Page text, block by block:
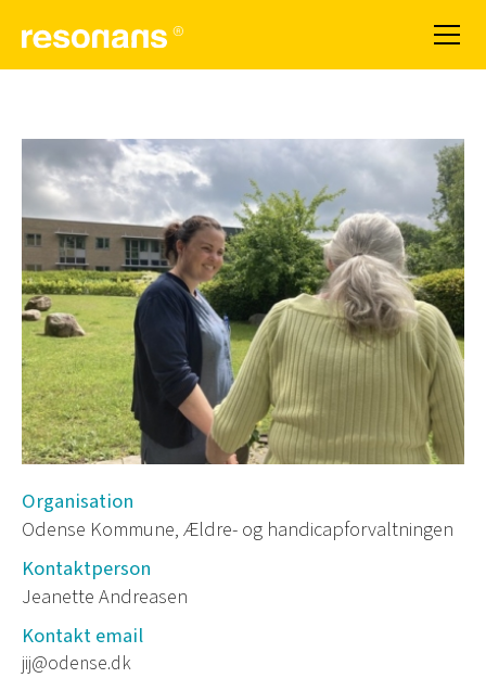
Organisation
Odense Kommune, Ældre- og handicapforvaltningen
Kontaktperson
Jeanette Andreasen
Kontakt email
jij@odense.dk